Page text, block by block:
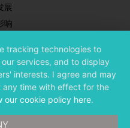
展
响
伴
系
tracking technologies to
services, and to display
interests. I agree and may
any time with effect for the
our cookie policy here.